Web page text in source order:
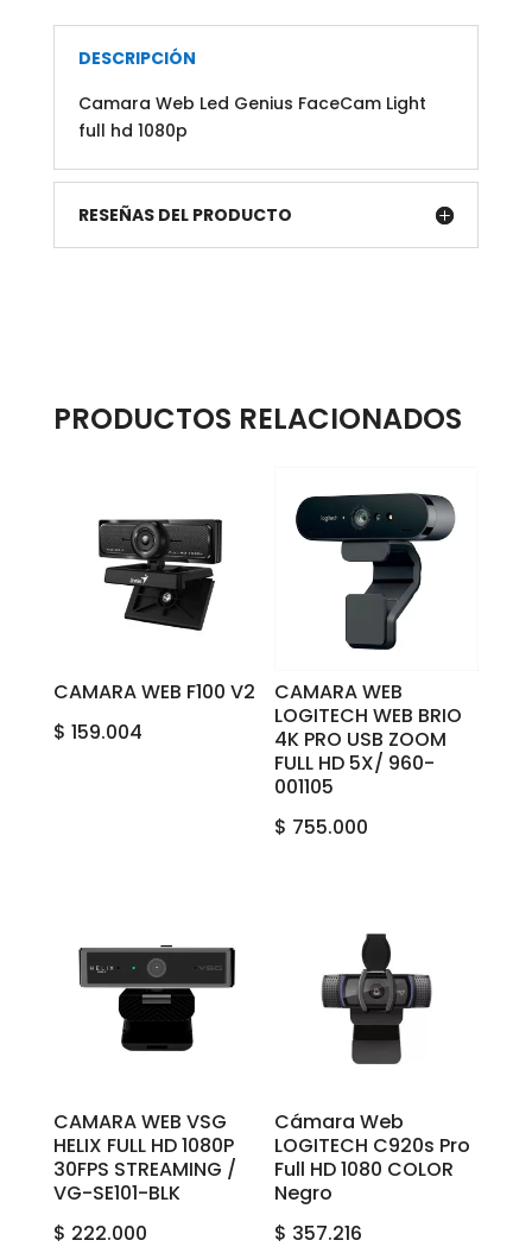
DESCRIPCIÓN
Camara Web Led Genius FaceCam Light
full hd 1080p
RESEÑAS DEL PRODUCTO
PRODUCTOS RELACIONADOS
CAMARA WEB F100 V2
$ 159.004
CAMARA WEB
LOGITECH WEB BRIO
4K PRO USB ZOOM
FULL HD 5X/ 960-
001105
$ 755.000
CAMARA WEB VSG
HELIX FULL HD 1080P
30FPS STREAMING /
VG-SE101-BLK
$ 222.000
Cámara Web
LOGITECH C920s Pro
Full HD 1080 COLOR
Negro
$ 357.216